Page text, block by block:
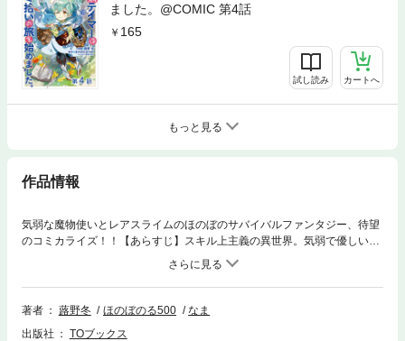
ました。@COMIC 第4話
165
試し読み カートへ
もっと見る
作品情報
気弱な魔物使いとレアスライムのほのぼのサバイバルファンタジー、待望
のコミカライズ！！【あらすじ】スキル上主義の異世界。気弱で優しい魔
物使い《テイマー》に転生した少女・アイビーは星なしの最弱ランクがた
めに命を狙われ、生きるために旅に出る。道中唯一テイムできたのは最弱
の崩れスライム「ソラ」最弱同士の２人（匹）には魔物がはびこる異世界
は過酷……と思いきや＿＿？気弱な魔物使いとレアスライムのほのぼのサ
著者 蕗野冬 ほのぼのる500
なま
出版社
TOブックス